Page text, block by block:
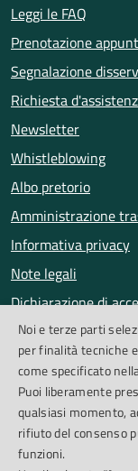
Leggi le FAQ
Prenotazione
Segnalazione
Richiesta
Newsletter
Whistleblowing
Albo pretorio
Amministrazione
Informativa privacy
Note legali
Dichiarazione di
Obiettivi di
Segnalazioni
SEGUICI SU
Facebook
Noi e terze parti
per finalità tecniche
come specificato
Puoi liberamente
qualsiasi momento,
rifiuto del consenso
funzioni.